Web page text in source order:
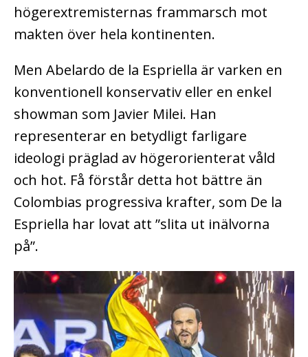
högerextremisternas frammarsch mot
makten över hela kontinenten.
Men Abelardo de la Espriella är varken en
konventionell konservativ eller en enkel
showman som Javier Milei. Han
representerar en betydligt farligare
ideologi präglad av högerorienterat våld
och hot. Få förstår detta hot bättre än
Colombias progressiva krafter, som De la
Espriella har lovat att ”slita ut inälvorna
på”.